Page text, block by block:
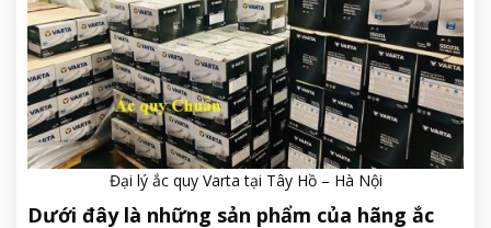
Đại lý ắc quy Varta tại Tây Hồ – Hà Nội
Dưới đây là những sản phẩm của hãng ắc